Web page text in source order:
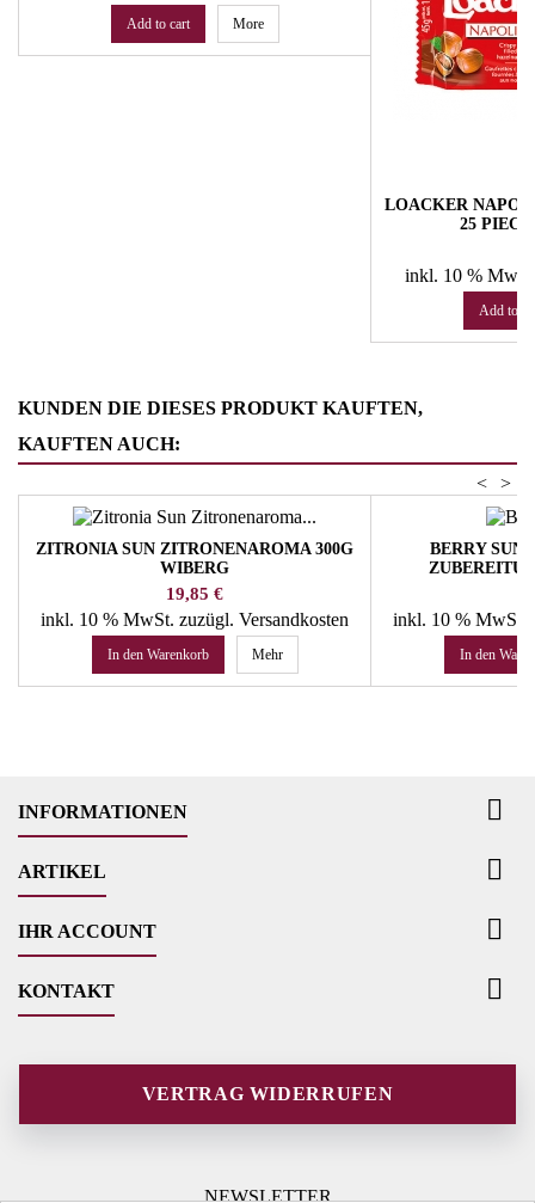
Add to cart More
LOACKER
25
inkl. 10 %
Add to
KUNDEN DIE DIESES PRODUKT KAUFTEN,
KAUFTEN AUCH:
>
<
ZITRONIA SUN ZITRONENAROMA 300G
WIBERG
Preis
19,85 €
inkl. 10 % MwSt. zuzügl. Versandkosten
In den Warenkorb Mehr
BERRY SUN
inkl. 10 % MwSt.
In den
INFORMATIONEN 
ARTIKEL 
IHR ACCOUNT 
KONTAKT 
VERTRAG WIDERRUFEN
NEWSLETTER